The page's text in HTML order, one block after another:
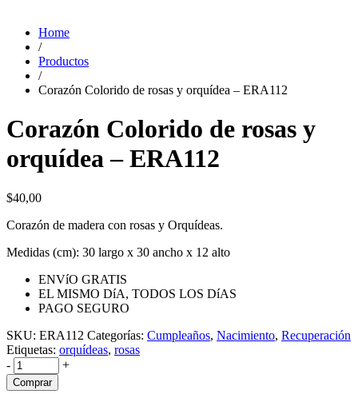
Home
/
Productos
/
Corazón Colorido de rosas y orquídea – ERA112
Corazón Colorido de rosas y
orquídea – ERA112
$40,00
Corazón de madera con rosas y Orquídeas.
Medidas (cm): 30 largo x 30 ancho x 12 alto
ENVíO GRATIS
EL MISMO DíA, TODOS LOS DíAS
PAGO SEGURO
SKU: ERA112 Categorías: Cumpleaños, Nacimiento, Recuperación
Etiquetas: orquídeas, rosas
-
+
Comprar